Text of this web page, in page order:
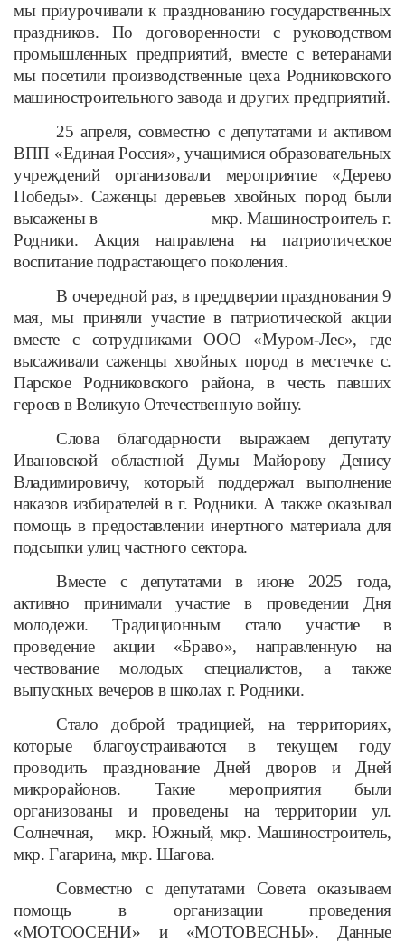
мы приурочивали к празднованию государственных
праздников. По договоренности с руководством
промышленных предприятий, вместе с ветеранами
мы посетили производственные цеха Родниковского
машиностроительного завода и других предприятий.
25 апреля, совместно с депутатами и активом
ВПП «Единая Россия», учащимися образовательных
учреждений организовали мероприятие «Дерево
Победы». Саженцы деревьев хвойных пород были
высажены в мкр. Машиностроитель г.
Родники. Акция направлена на патриотическое
воспитание подрастающего поколения.
В очередной раз, в преддверии празднования 9
мая, мы приняли участие в патриотической акции
вместе с сотрудниками ООО «Муром-Лес», где
высаживали саженцы хвойных пород в местечке с.
Парское Родниковского района, в честь павших
героев в Великую Отечественную войну.
Слова благодарности выражаем депутату
Ивановской областной Думы Майорову Денису
Владимировичу, который поддержал выполнение
наказов избирателей в г. Родники. А также оказывал
помощь в предоставлении инертного материала для
подсыпки улиц частного сектора.
Вместе с депутатами в июне 2025 года,
активно принимали участие в проведении Дня
молодежи. Традиционным стало участие в
проведение акции «Браво», направленную на
чествование молодых специалистов, а также
выпускных вечеров в школах г. Родники.
Стало доброй традицией, на территориях,
которые благоустраиваются в текущем году
проводить празднование Дней дворов и Дней
микрорайонов. Такие мероприятия были
организованы и проведены на территории ул.
Солнечная, мкр. Южный, мкр. Машиностроитель,
мкр. Гагарина, мкр. Шагова.
Совместно с депутатами Совета оказываем
помощь в организации проведения
«МОТООСЕНИ» и «МОТОВЕСНЫ». Данные